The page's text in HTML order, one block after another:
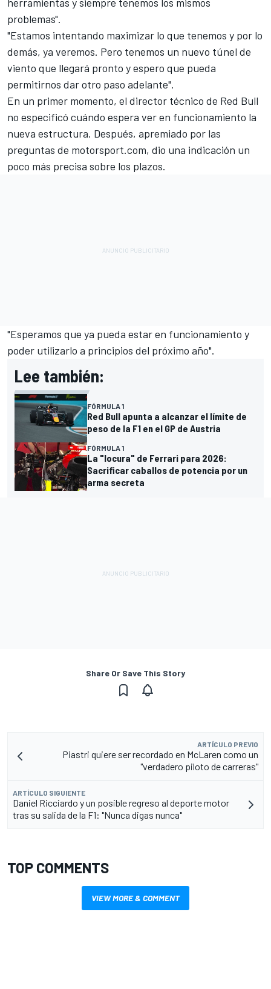
problemas".
"Estamos intentando maximizar lo que tenemos y por lo
demás, ya veremos. Pero tenemos un nuevo túnel de
viento que llegará pronto y espero que pueda
permitirnos dar otro paso adelante".
En un primer momento, el director técnico de Red Bull
no especificó cuándo espera ver en funcionamiento la
nueva estructura. Después, apremiado por las
preguntas de motorsport.com, dio una indicación un
poco más precisa sobre los plazos.
"Esperamos que ya pueda estar en funcionamiento y
poder utilizarlo a principios del próximo año".
Lee también:
FÓRMULA 1
Red Bull apunta a alcanzar el límite de
peso de la F1 en el GP de Austria
FÓRMULA 1
La "locura" de Ferrari para 2026:
Sacrificar caballos de potencia por un
arma secreta
Share Or Save This Story
ARTÍCULO PREVIO
Piastri quiere ser recordado en McLaren como un
"verdadero piloto de carreras"
ARTÍCULO SIGUIENTE
Daniel Ricciardo y un posible regreso al deporte motor
tras su salida de la F1: "Nunca digas nunca"
TOP COMMENTS
VIEW MORE & COMMENT